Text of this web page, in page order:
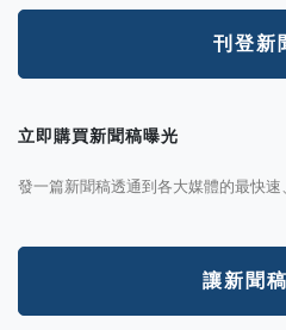
刊登新
立即購買新聞稿曝光
發一篇新聞稿透通到各大媒體的最快速
讓新聞